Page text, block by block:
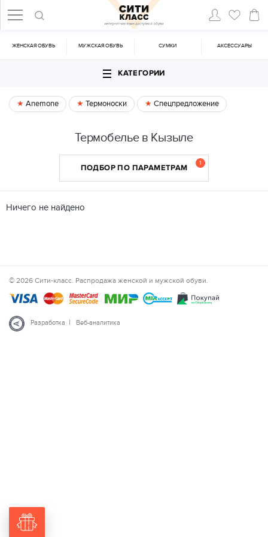
ЖЕНСКАЯ ОБУВЬ МУЖСКАЯ ОБУВЬ CУМКИ АКСЕССУАРЫ
КАТЕГОРИИ
Anemone Термоноски Спецпредложение
Термобелье в Кызыле
ПОДБОР ПО ПАРАМЕТРАМ 1
Ничего не найдено
© 2026 Сити-класс. Распродажа женской и мужской обуви.
Разработка | Веб-аналитика